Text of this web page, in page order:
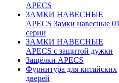
APECS
ЗАМКИ НАВЕСНЫЕ
APECS Замки навесные 01
серии
ЗАМКИ НАВЕСНЫЕ
APECS с защитой дужки
Защёлки APECS
Фурнитура для китайских
дверей